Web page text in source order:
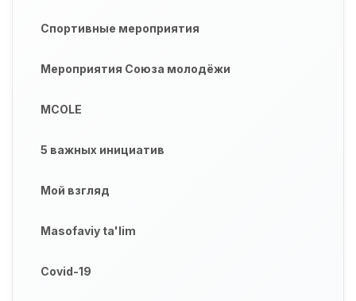
Спортивные мероприятия
Мероприятия Союза молодёжи
MCOLE
5 важных инициатив
Мой взгляд
Masofaviy ta'lim
Covid-19